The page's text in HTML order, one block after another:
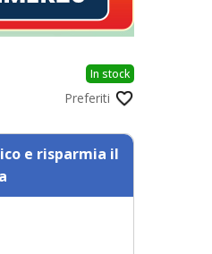
In stock
Preferiti
e risparmia il